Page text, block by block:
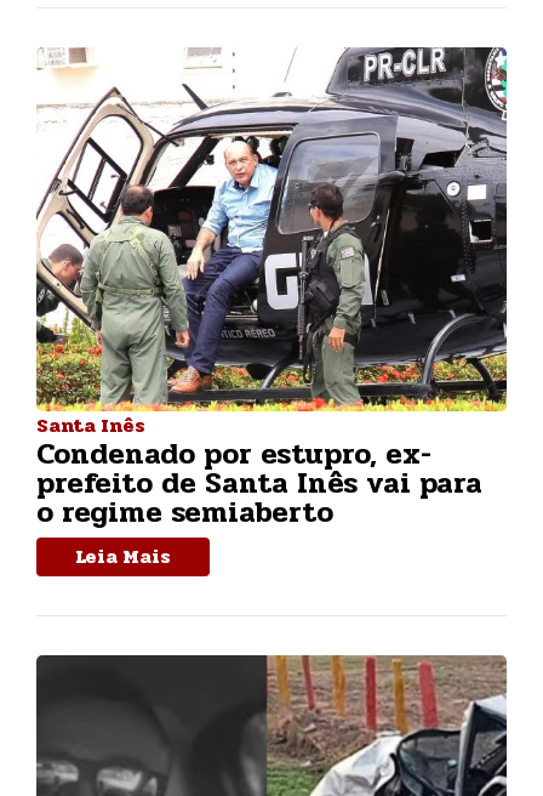
Santa Inês
Condenado por estupro, ex-
prefeito de Santa Inês vai para
o regime semiaberto
Leia Mais